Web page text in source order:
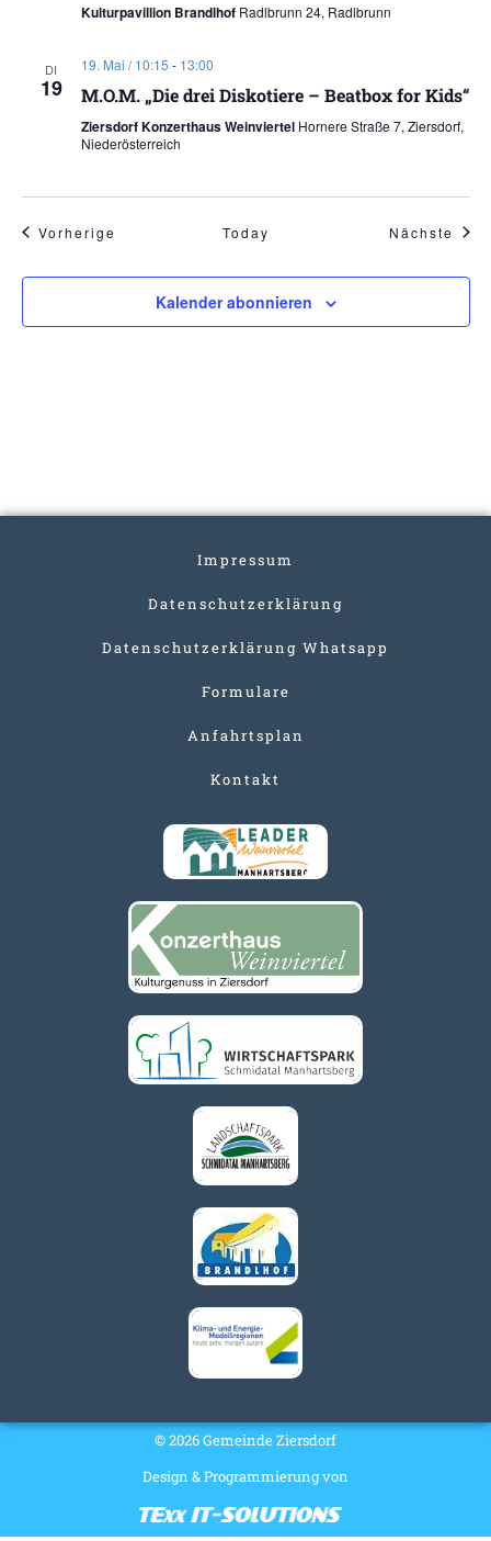
Kulturpavillion Brandlhof Radlbrunn 24, Radlbrunn
DI
19
19. Mai / 10:15 - 13:00
M.O.M. „Die drei Diskotiere – Beatbox for Kids“
Ziersdorf Konzerthaus Weinviertel Hornere Straße 7, Ziersdorf,
Niederösterreich
Vorherige VeranstaltungenToday Nächste
Kalender abonnieren
Impressum
Datenschutzerklärung
Datenschutzerklärung Whatsapp
Formulare
Anfahrtsplan
Kontakt
© 2026 Gemeinde Ziersdorf
Design & Programmierung von